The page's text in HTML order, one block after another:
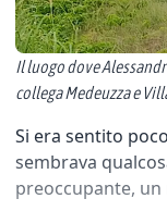
Il luogo dove
collega Medeuzza e
Si era sentito
sembrava
preoccupante,